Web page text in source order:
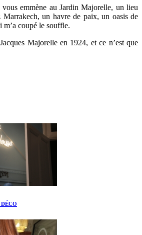
emmène au Jardin Majorelle, un lieu
un havre de paix, un oasis de
m’a coupé le souffle.
Majorelle en 1924, et ce n’est que